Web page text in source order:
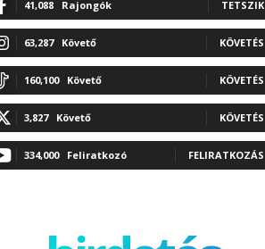
41,088 Rajongók TETSZIK
63,287 Követő KÖVETÉS
160,100 Követő KÖVETÉS
3,827 Követő KÖVETÉS
334,000 Feliratkozó FELIRATKOZÁS